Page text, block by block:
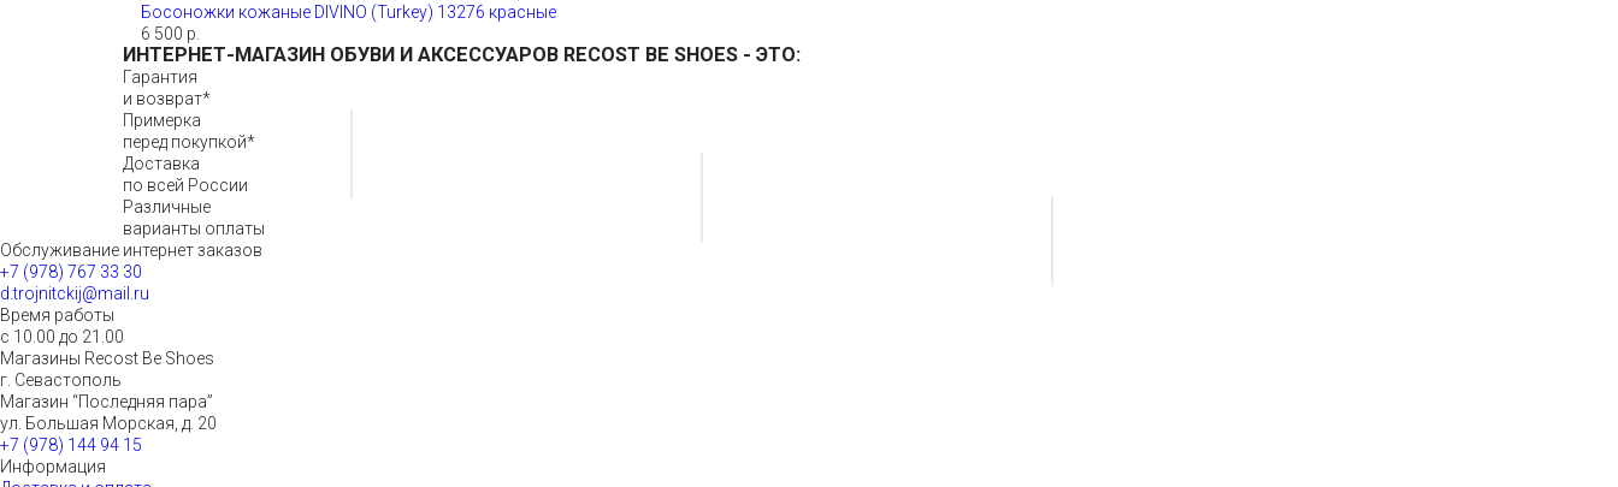
Босоножки кожаные DIVINO (Turkey) 13276 красные
6 500 р.
ИНТЕРНЕТ-МАГАЗИН ОБУВИ И АКСЕССУАРОВ RECOST BE SHOES - ЭТО:
Гарантия
и возврат*
Примерка
перед покупкой*
Доставка
по всей России
Различные
варианты оплаты
Обслуживание интернет заказов
+7 (978) 767 33 30
d.trojnitckij@mail.ru
Время работы
с 10.00 до 21.00
Магазины Recost Be Shoes
г. Севастополь
Магазин “Последняя пара”
ул. Большая Морская, д. 20
+7 (978) 144 94 15
Информация